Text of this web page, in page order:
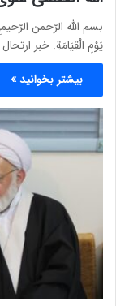
بسم الله الرّحمن
يَوْمِ الْقِيَامَةِ. خبر
بیشتر بخوانید »